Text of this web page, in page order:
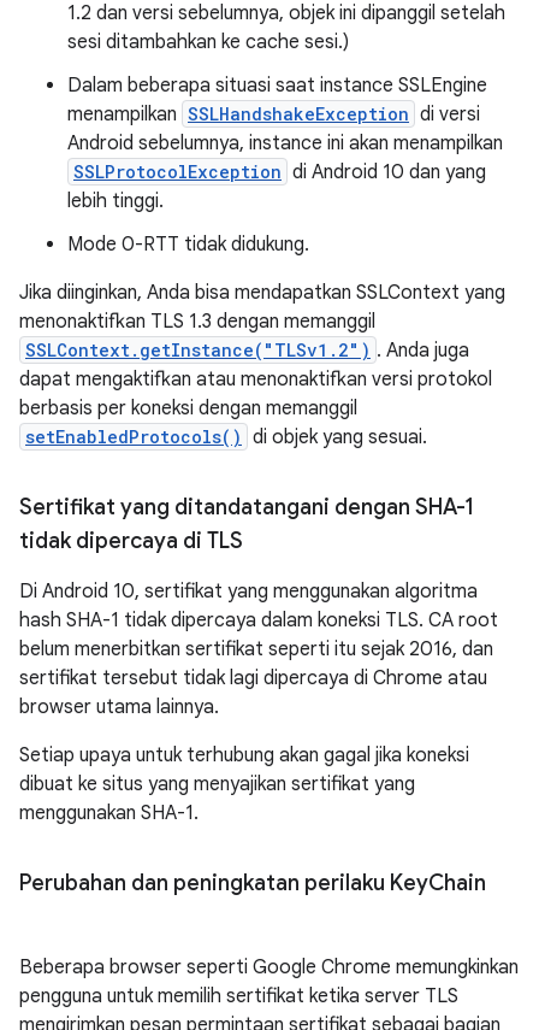
1.2 dan versi sebelumnya, objek ini dipanggil setelah
sesi ditambahkan ke cache sesi.)
Dalam beberapa situasi saat instance SSLEngine
menampilkan SSLHandshakeException di versi
Android sebelumnya, instance ini akan menampilkan
SSLProtocolException di Android 10 dan yang
lebih tinggi.
Mode 0-RTT tidak didukung.
Jika diinginkan, Anda bisa mendapatkan SSLContext yang
menonaktifkan TLS 1.3 dengan memanggil
SSLContext.getInstance("TLSv1.2") . Anda juga
dapat mengaktifkan atau menonaktifkan versi protokol
berbasis per koneksi dengan memanggil
setEnabledProtocols() di objek yang sesuai.
Sertifikat yang ditandatangani dengan SHA-1
tidak dipercaya di TLS
Di Android 10, sertifikat yang menggunakan algoritma
hash SHA-1 tidak dipercaya dalam koneksi TLS. CA root
belum menerbitkan sertifikat seperti itu sejak 2016, dan
sertifikat tersebut tidak lagi dipercaya di Chrome atau
browser utama lainnya.
Setiap upaya untuk terhubung akan gagal jika koneksi
dibuat ke situs yang menyajikan sertifikat yang
menggunakan SHA-1.
Perubahan dan peningkatan perilaku KeyChain
Beberapa browser seperti Google Chrome memungkinkan
pengguna untuk memilih sertifikat ketika server TLS
mengirimkan pesan permintaan sertifikat sebagai bagian